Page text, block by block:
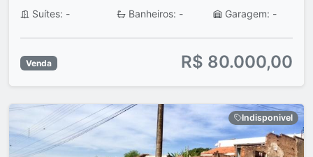
Suítes: - Banheiros: - Garagem: -
Venda R$ 80.000,00
Indisponivel